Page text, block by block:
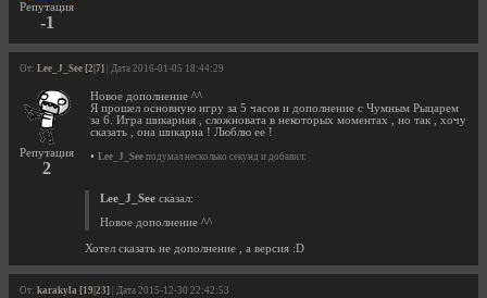
Репутация
-1
От: Lee_J_See [2|7] | Дата 2016-01-05 18:44:29
Репутация
2
Новое дополнение ^^
Я прошел основную игру за 5 часов и дополнение с Чумным Рыцарем
за 6. Игра шикарная , сложновата в некоторых моментах , но так , хочу
сказать , она шикарна ! Люблю ее !
• Lee_J_See подумал несколько секунд и добавил:
Lee_J_See сказал:
Новое дополнение ^^
Хотел сказать не дополнение , а версия :D
От: karakyla [19|23] | Дата 2015-12-30 22:42:53